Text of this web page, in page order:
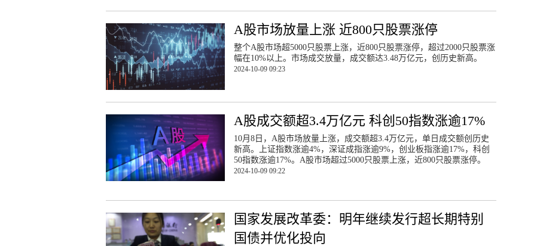
A股市场放量上涨 近800只股票涨停
整个A股市场超5000只股票上涨，近800只股票涨停，超过2000只股票涨
幅在10%以上。市场成交放量，成交额达3.48万亿元，创历史新高。
2024-10-09 09:23
A股成交额超3.4万亿元 科创50指数涨逾17%
10月8日，A股市场放量上涨，成交额超3.4万亿元，单日成交额创历史
新高。上证指数涨逾4%，深证成指涨逾9%，创业板指涨逾17%，科创
50指数涨逾17%。A股市场超过5000只股票上涨，近800只股票涨停。
2024-10-09 09:22
国家发展改革委：明年继续发行超长期特别
国债并优化投向